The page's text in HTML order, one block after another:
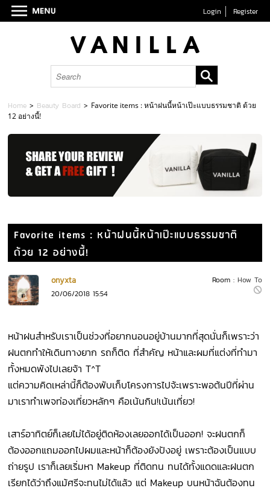
Login Register
Home > Beauty Board > Favorite items : หน้าฝนนี้หน้าเป๊ะแบบธรรมชาติ ด้วย
12 อย่างนี้!
Favorite items : หน้าฝนนี้หน้าเป๊ะแบบธรรมชาติ
ด้วย 12 อย่างนี้!
Room : How To
onyxta
20/06/2018 15:54
หน้าฝนสำหรับเราเป็นช่วงที่อยากนอนอยู่บ้านมากที่สุดนั่นก็เพราะว่า
ฝนตกทำให้เดินทางยาก รถก็ติด ที่สำคัญ หน้าและผมที่แต่งที่ทำมา
ทั้งหมดพังไปเลยจ้า T^T
แต่ความคิดเหล่านี้ก็ต้องพับเก็บโครงการไปจ้ะเพราะพอต้นปีที่ผ่าน
มาเราทำเพจท่องเที่ยวหลักๆ คือเน้นกิน!เน้นเที่ยว!
เสาร์อาทิตย์ก็เลยไม่ได้อยู่ติดห้องเลยออกได้เป็นออก! จะฝนตกก็
ต้องออกแถมออกไปผมและหน้าก็ต้องยังปังอยู่ เพราะต้องเป็นแบบ
ถ่ายรูป เราก็เลยเริ่มหา Makeup ที่ติดทน ทนได้ทั้งแดดและฝนตก
เรียกได้ว่าถึงแม้ศรีจะทนไม่ได้แล้ว แต่ Makeup บนหน้าฉันต้องทน